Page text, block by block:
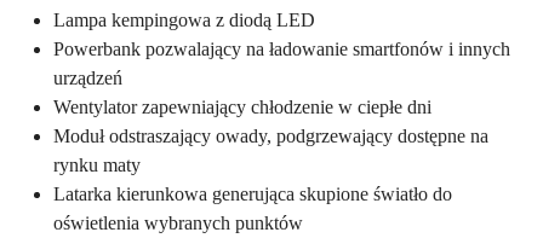
Lampa kempingowa z diodą LED
Powerbank pozwalający na ładowanie smartfonów i innych
urządzeń
Wentylator zapewniający chłodzenie w ciepłe dni
Moduł odstraszający owady, podgrzewający dostępne na
rynku maty
Latarka kierunkowa generująca skupione światło do
oświetlenia wybranych punktów